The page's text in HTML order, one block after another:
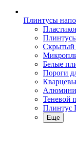
Плинтусы
Скрытый
Белые
Пороги
Теневой
Плинтус
Еще